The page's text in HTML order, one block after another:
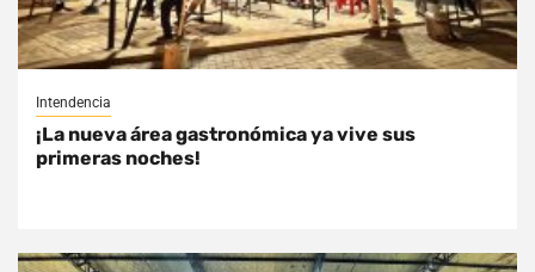
Intendencia
¡La nueva área gastronómica ya vive sus
primeras noches!